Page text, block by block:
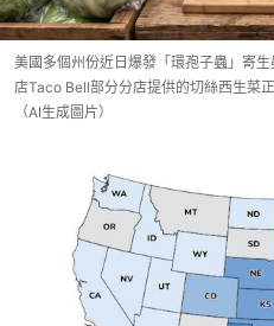
美國多個州份近日爆發「環孢子蟲」寄
店Taco Bell部分分店提供的切絲西生菜
（AI生成圖片）